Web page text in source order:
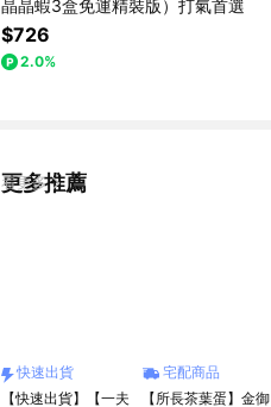
晶晶蝦3盒免運精裝版）打氣首選
$726
2.0%
更多推薦
看更多
快速出貨
【快速出貨】【一夫
宅配商品
【所長茶葉蛋】金御